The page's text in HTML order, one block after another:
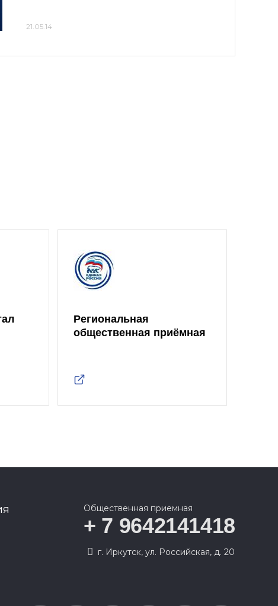
21.05.14
Региональная
общественная приёмная
Общественная приемная
+ 7 9642141418
г. Иркутск, ул. Российская, д. 20